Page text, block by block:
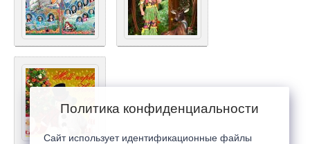
Политика конфиденциальности
Сайт использует идентификационные файлы